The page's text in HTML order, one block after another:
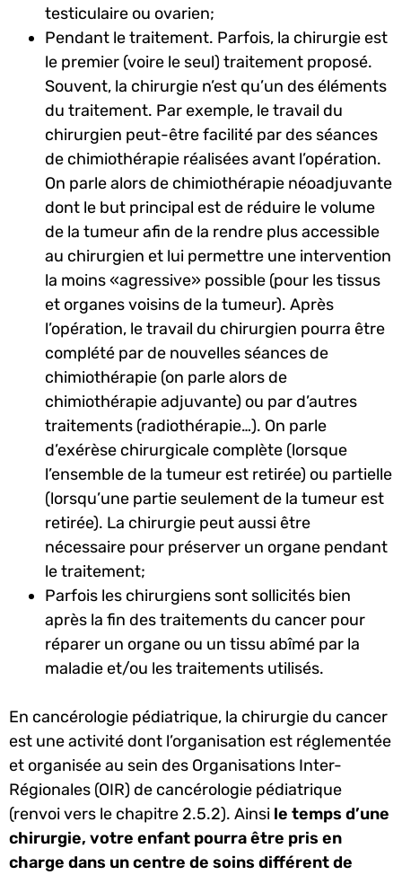
testiculaire ou ovarien;
Pendant le traitement. Parfois, la chirurgie est
le premier (voire le seul) traitement proposé.
Souvent, la chirurgie n’est qu’un des éléments
du traitement. Par exemple, le travail du
chirurgien peut-être facilité par des séances
de chimiothérapie réalisées avant l’opération.
On parle alors de chimiothérapie néoadjuvante
dont le but principal est de réduire le volume
de la tumeur afin de la rendre plus accessible
au chirurgien et lui permettre une intervention
la moins «agressive» possible (pour les tissus
et organes voisins de la tumeur). Après
l’opération, le travail du chirurgien pourra être
complété par de nouvelles séances de
chimiothérapie (on parle alors de
chimiothérapie adjuvante) ou par d’autres
traitements (radiothérapie…). On parle
d’exérèse chirurgicale complète (lorsque
l’ensemble de la tumeur est retirée) ou partielle
(lorsqu’une partie seulement de la tumeur est
retirée). La chirurgie peut aussi être
nécessaire pour préserver un organe pendant
le traitement;
Parfois les chirurgiens sont sollicités bien
après la fin des traitements du cancer pour
réparer un organe ou un tissu abîmé par la
maladie et/ou les traitements utilisés.
En cancérologie pédiatrique, la chirurgie du cancer
est une activité dont l’organisation est réglementée
et organisée au sein des Organisations Inter-
Régionales (OIR) de cancérologie pédiatrique
(renvoi vers le chapitre 2.5.2). Ainsi le temps d’une
chirurgie, votre enfant pourra être pris en
charge dans un centre de soins différent de